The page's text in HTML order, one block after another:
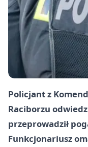
Policjant z
Raciborzu
przeprowadził
Funkcjonariusz